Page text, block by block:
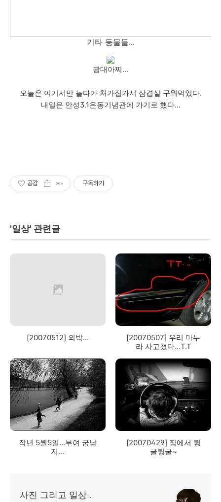
기타 동물들...
광대아찌...
오늘은 여기서만 놀다가 처가집가서 삼겹살 구워먹었다.
내일은 안성3.1운동기념관에 가기로 했다...
공감 구독하기
'일상' 관련글
[20070512] 외박...
[20070507] 우리 마누
라 사고쳤다...T.T
작년 5월5일...부여 궁남
지...
[20070429] 집에서 뒹
굴뒹굴~
사진 그리고 일상...